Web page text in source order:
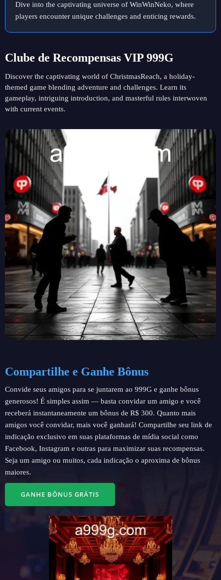
Dive into the captivating universe of WinWinNeko, where
players encounter unique challenges and enticing rewards.
Clube de Recompensas VIP 999G
Discover the captivating world of ChristmasReach, a holiday-
themed game blending adventure and challenges. Learn its
gameplay, intriguing introduction, and masterful rules interwoven
with current events.
Compartilhe e Ganhe Bônus
Convide seus amigos para se juntarem ao 999G e ganhe bônus
generosos! É simples assim — basta convidar um amigo e você
receberá instantaneamente um bônus de R$ 300. Quanto mais
amigos você convidar, mais você ganhará! Compartilhe seu link de
indicação exclusivo em suas plataformas de mídia social como
Facebook, Instagram e outras para maximizar suas recompensas.
Seja um amigo ou muitos, cada indicação o aproxima de bônus
maiores.
GANHE BÔNUS GRÁTIS